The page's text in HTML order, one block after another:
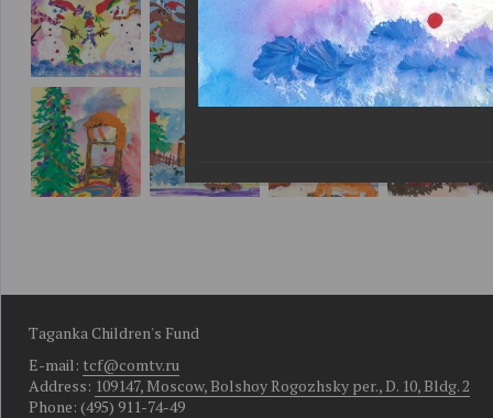
Taganka Children's Fund
E-mail: tcf@comtv.ru
Address: 109147, Moscow, Bolshoy Rogozhsky per., D. 10, Bldg. 2
Phone: (495) 911-74-49